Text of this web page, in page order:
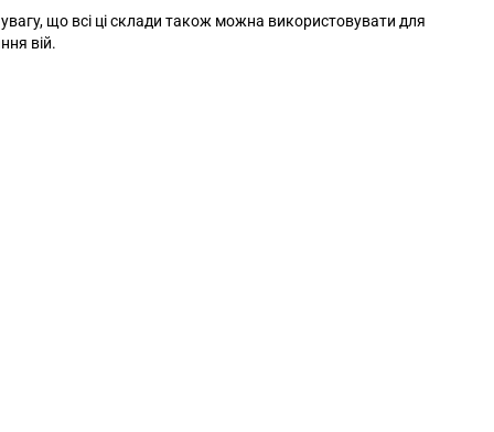
увагу, що всі ці склади також можна використовувати для
вій.